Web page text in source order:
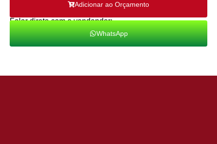
Adicionar ao Orçamento
Falar direto com o vendendor:
WhatsApp